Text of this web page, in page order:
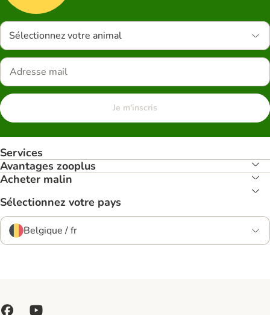
Sélectionnez votre animal
Je m'inscris
Services
Avantages zooplus
Acheter malin
Sélectionnez votre pays
Belgique / fr